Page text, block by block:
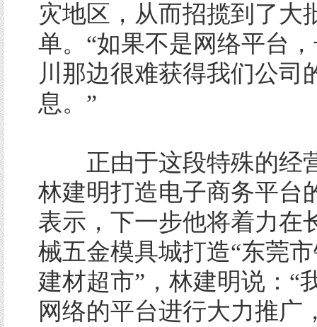
灾地区，从而招揽到了大
单。“如果不是网络平台
川那边很难获得我们公司
息。”
正由于这段特殊的经
林建明打造电子商务平台
表示，下一步他将着力在
械五金模具城打造“东莞
建材超市”，林建明说：“
网络的平台进行大力推广